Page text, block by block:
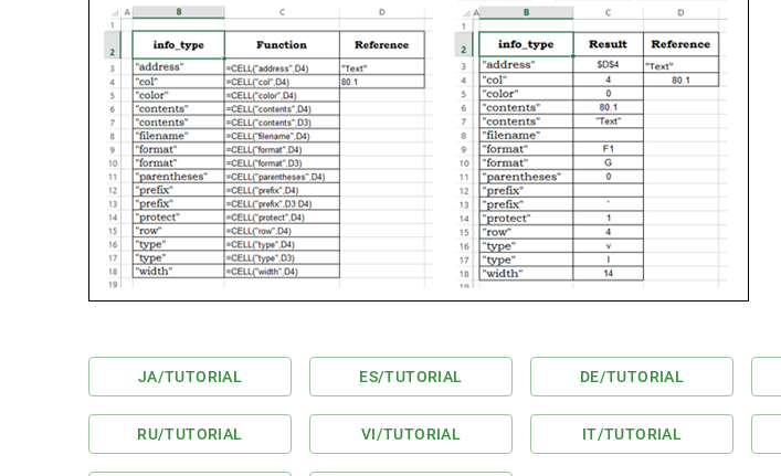
JA/TUTORIAL ES/TUTORIAL DE/TUTORIAL
RU/TUTORIAL VI/TUTORIAL IT/TUTORIAL